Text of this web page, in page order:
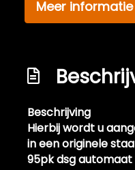
Matrix led
Passagiersairbag
Rijstrooksensor
Schakelpaddles
Sfeerverlichting
Volledig digitaal
Meer informatie
Beschrijving
Hierbij wordt u
in een originele
95pk dsg automaat